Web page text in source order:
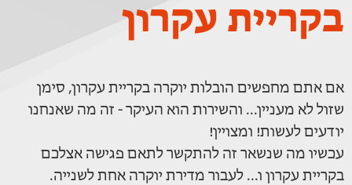
בקריית עקרון
אם אתם מחפשים הובלות יוקרה בקריית עקרון, סימן
שזול לא מעניין... והשירות הוא העיקר - זה מה שאנחנו
יודעים לעשות! ומצויין!
עכשיו מה שנשאר זה להתקשר לתאם פגישה אצלכם
בקריית עקרון ו... לעבור מדירת יוקרה אחת לשנייה.